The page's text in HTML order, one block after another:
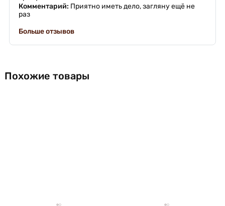
Комментарий: Приятно иметь дело, загляну ещё не
раз
Больше отзывов
Похожие товары